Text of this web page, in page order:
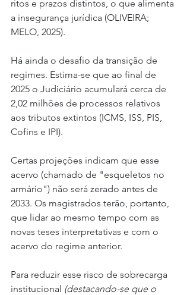
ritos e prazos distintos, o que alimenta
a insegurança jurídica (OLIVEIRA;
MELO, 2025).
Há ainda o desafio da transição de
regimes. Estima-se que ao final de
2025 o Judiciário acumulará cerca de
2,02 milhões de processos relativos
aos tributos extintos (ICMS, ISS, PIS,
Cofins e IPI).
Certas projeções indicam que esse
acervo (chamado de "esqueletos no
armário") não será zerado antes de
2033. Os magistrados terão, portanto,
que lidar ao mesmo tempo com as
novas teses interpretativas e com o
acervo do regime anterior.
Para reduzir esse risco de sobrecarga
institucional (destacando-se que o